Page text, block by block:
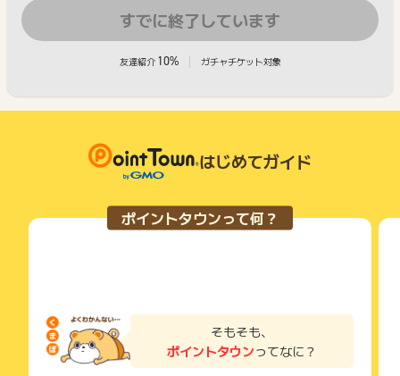
すでに終了しています
友達紹介 10% ガチャチケット対象
はじめてガイド
ポイントタウンって何？
そもそも、
ポイントタウンってなに？